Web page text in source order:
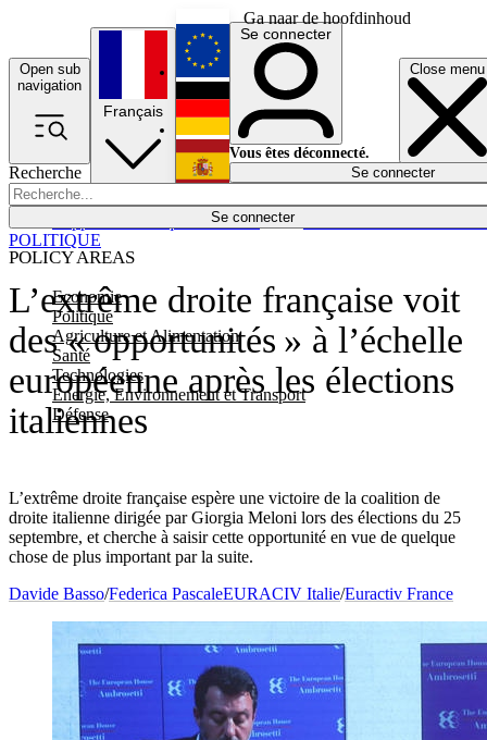
Ga naar de hoofdinhoud
Open sub
navigation
Close menu
Recherche
Se connecter
POLICY AREAS
Economie
Politique
Agriculture et Alimentation
Santé
Technologies
Energie, Environnement et Transport
Défense
Économie
Français
English
Deutsch
Español
Se connecter
Vous êtes déconnecté.
Se connecter
L’extrême droite française voit
des « opportunités » à l’échelle
européenne après les élections
italiennes
L’extrême droite française espère une victoire de la coalition de
droite italienne dirigée par Giorgia Meloni lors des élections du 25
septembre, et cherche à saisir cette opportunité en vue de quelque
chose de plus important par la suite.
POLITIQUE
Davide Basso/Federica PascaleEURACIV Italie/Euractiv France